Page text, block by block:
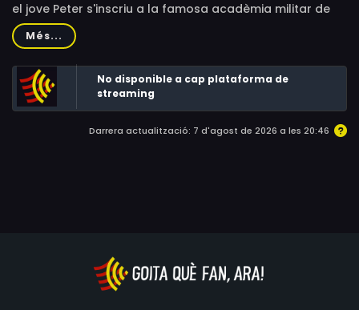
el jove Peter s'inscriu a la famosa acadèmia militar de
West Point, on queda sota la tutela del seu amic, la mula
Francis.
Més...
No disponible a cap plataforma de
streaming
Darrera actualització: 7 d'agost de 2026 a les 20:46